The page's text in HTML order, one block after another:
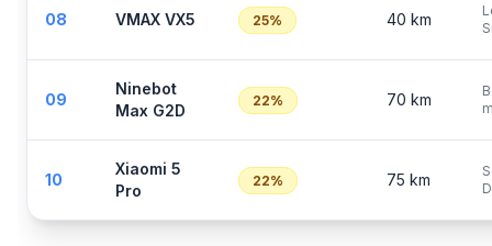
08 VMAX VX5 25% 40 km
09
Ninebot
Max G2D
22% 70 km
10
Xiaomi 5
Pro
22% 75 km